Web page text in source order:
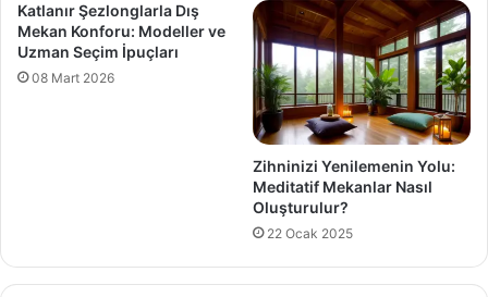
Katlanır Şezlonglarla Dış
Mekan Konforu: Modeller ve
Uzman Seçim İpuçları
08 Mart 2026
Zihninizi Yenilemenin Yolu:
Meditatif Mekanlar Nasıl
Oluşturulur?
22 Ocak 2025